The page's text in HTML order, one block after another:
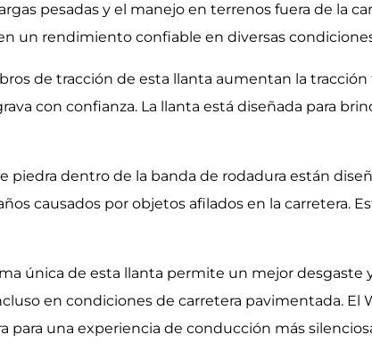
pesadas y el manejo en terrenos fuera de la
un rendimiento confiable en diversas
de tracción de esta llanta aumentan la
con confianza. La llanta está diseñada para
piedra dentro de la banda de rodadura están
causados por objetos afilados en la carretera.
única de esta llanta permite un mejor
en condiciones de carretera pavimentada. El
para una experiencia de conducción más